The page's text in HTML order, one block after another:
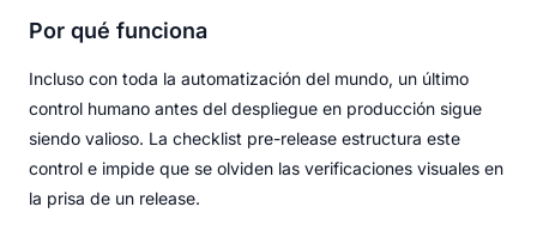
Por qué funciona
Incluso con toda la automatización del mundo, un último
control humano antes del despliegue en producción sigue
siendo valioso. La checklist pre-release estructura este
control e impide que se olviden las verificaciones visuales en
la prisa de un release.